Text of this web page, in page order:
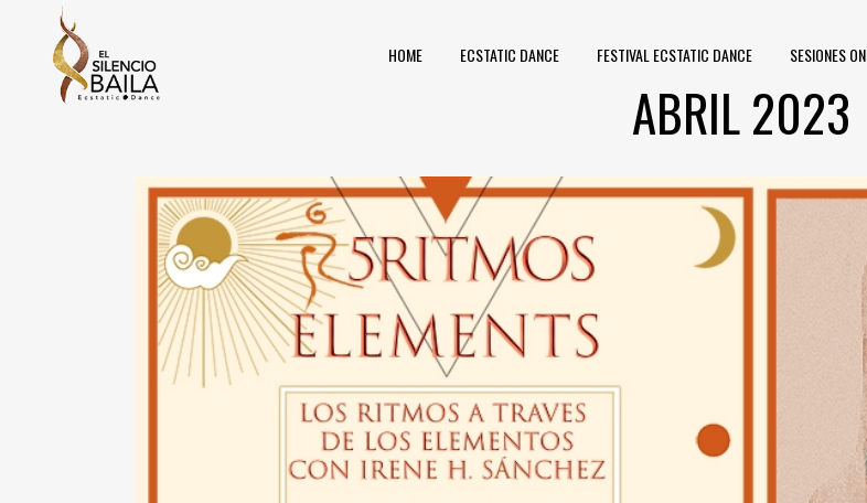
HOME ECSTATIC DANCE FESTIVAL ECSTATIC DANCE SESIONES
ABRIL 2023